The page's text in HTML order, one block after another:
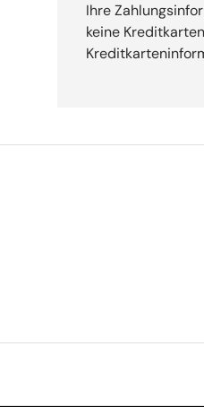
Ihre
keine